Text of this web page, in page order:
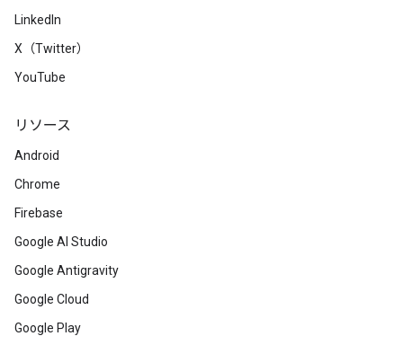
LinkedIn
X（Twitter）
YouTube
リソース
Android
Chrome
Firebase
Google AI Studio
Google Antigravity
Google Cloud
Google Play